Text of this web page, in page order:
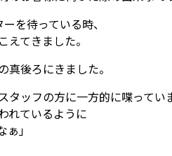
を待っている時、
てきました。
真後ろにきました。
タッフの方に一方的に喋ってい
れているように
」